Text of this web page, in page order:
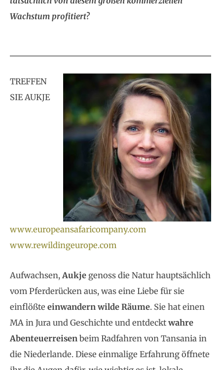
Wachstum profitiert?
TREFFEN
SIE AUKJE
www.europeansafaricompany.com
www.rewildingeurope.com
Aufwachsen, Aukje genoss die Natur hauptsächlich
vom Pferderücken aus, was eine Liebe für sie
einflößte einwandern wilde Räume. Sie hat einen
MA in Jura und Geschichte und entdeckt wahre
Abenteuerreisen beim Radfahren von Tansania in
die Niederlande. Diese einmalige Erfahrung öffnete